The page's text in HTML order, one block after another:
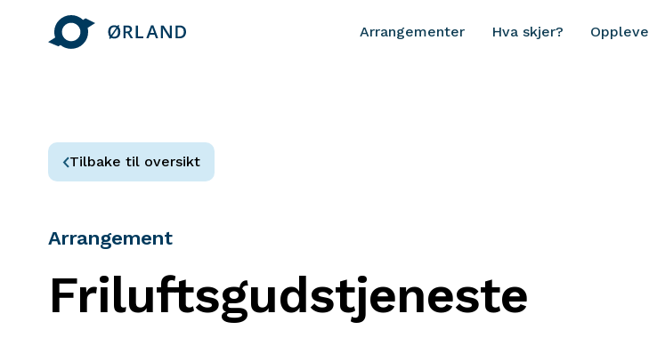
Arrangementer Hva skjer? Oppleve
Tilbake til oversikt
Arrangement
Friluftsgudstjeneste